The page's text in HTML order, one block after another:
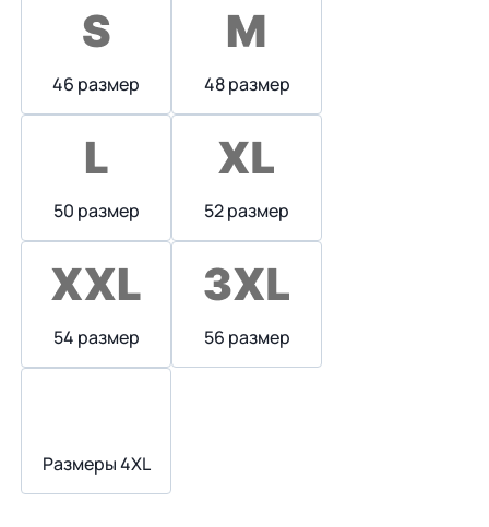
46 размер 48 размер
50 размер 52 размер
54 размер 56 размер
Размеры 4XL